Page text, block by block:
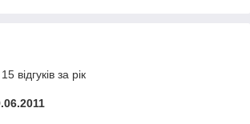
відгуків за рік